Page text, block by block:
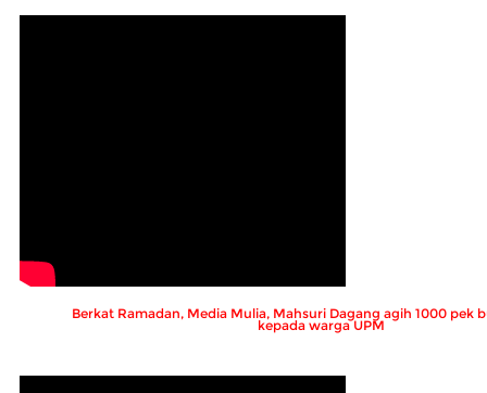
Berkat Ramadan, Media Mulia, Mahsuri Dagang agih 1000 pek
kepada warga UPM